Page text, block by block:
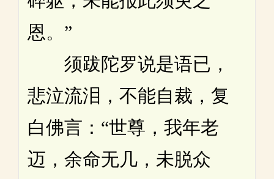
恩。”
须跋陀罗说是语已，
悲泣流泪，不能自裁，复
白佛言：“世尊，我年老
迈，余命无几，未脱众